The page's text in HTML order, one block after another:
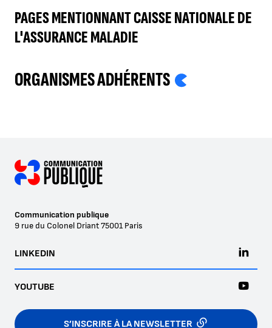
PAGES MENTIONNANT CAISSE NATIONALE DE
L'ASSURANCE MALADIE
ORGANISMES ADHÉRENTS
Communication publique
9 rue du Colonel Driant75001 Paris
S’INSCRIRE À LA NEWSLETTER
LINKEDIN
YOUTUBE